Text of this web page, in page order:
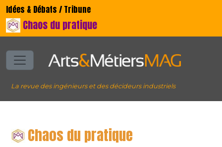
Idées & Débats / Tribune
Chaos du pratique
La revue des ingénieurs et des décideurs industriels
Chaos du pratique